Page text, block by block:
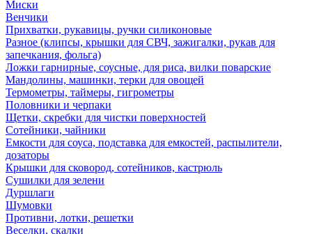
Миски
Венчики
Прихватки, рукавицы, ручки силиконовые
Разное (клипсы, крышки для СВЧ, зажигалки, рукав для
запечкания, фольга)
Ложки гарнирные, соусные, для риса, вилки поварские
Мандолины, машинки, терки для овощей
Термометры, таймеры, гигрометры
Половники и черпаки
Щетки, скребки для чистки поверхностей
Сотейники, чайники
Емкости для соуса, подставка для емкостей, распылители,
дозаторы
Крышки для сковород, сотейников, кастрюль
Сушилки для зелени
Дуршлаги
Шумовки
Противни, лотки, решетки
Веселки, скалки